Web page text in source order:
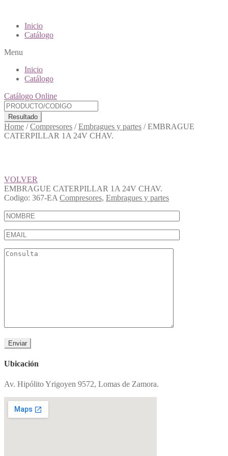
Inicio
Catálogo
Menu
Inicio
Catálogo
Catálogo Online
Resultado
Home /Compresores /Embragues y partes /EMBRAGUE
CATERPILLAR 1A 24V CHAV.
VOLVER
EMBRAGUE CATERPILLAR 1A 24V CHAV.
Codigo: 367-EA Compresores, Embragues y partes
Ubicación
Av. Hipólito Yrigoyen 9572, Lomas de Zamora.